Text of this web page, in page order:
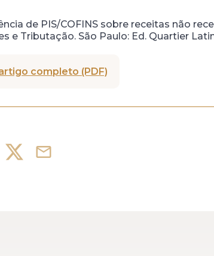
de PIS/COFINS sobre receitas não
e Tributação. São Paulo: Ed. Quartier Latin,
completo (PDF)